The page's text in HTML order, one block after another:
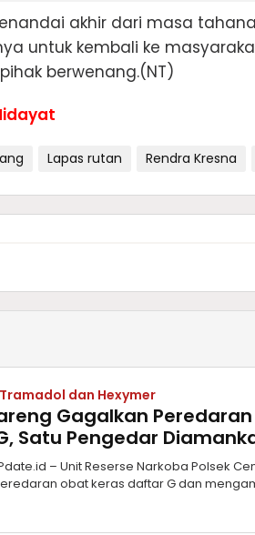
akhir dari masa
untuk kembali ke
berwenang.(NT)
Lapas rutan Rendra Kresna
dan Hexymer
Gagalkan
Satu Pengedar
– Unit Reserse Narkoba Polsek
obat keras daftar G dan